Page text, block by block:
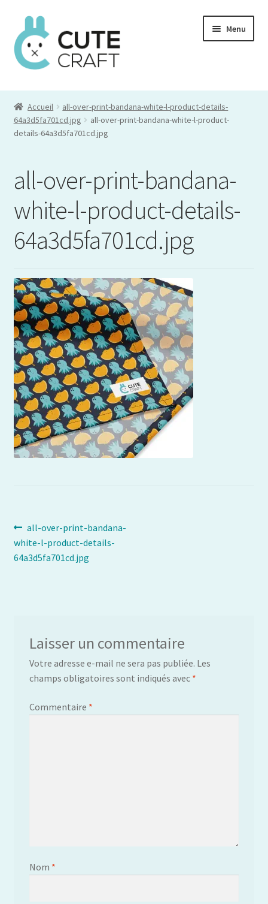
Aller
à
la
navigation
Aller
au
contenu
Menu
Commande
Accueil
all-over-print-bandana-white-l-product-details-
64a3d5fa701cd.jpg
all-over-print-bandana-white-l-product-
details-64a3d5fa701cd.jpg
all-over-print-bandana-
white-l-product-details-
64a3d5fa701cd.jpg
Navigation
de
Article
précédent :
all-over-print-bandana-
white-l-product-details-
64a3d5fa701cd.jpg
Laisser un commentaire
Votre adresse e-mail ne sera pas publiée. Les
champs obligatoires sont indiqués avec *
Commentaire *
Nom *